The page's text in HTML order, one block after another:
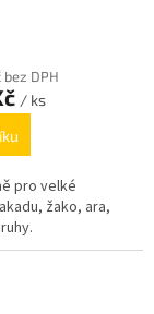
bez DPH
/ ks
pro velké
žako, ara,